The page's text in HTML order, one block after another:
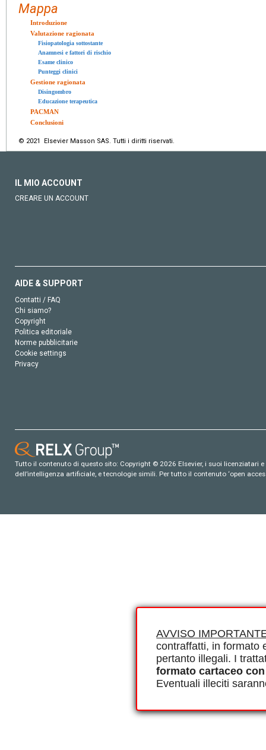
AVVISO
contraffatti, in formato
pertanto illegali. I
formato cartaceo
Eventuali illeciti
Mappa
Introduzione
Valutazione ragionata
Fisiopatologia sottostante
Anamnesi e fattori di rischio
Esame clinico
Punteggi clinici
Gestione ragionata
Disingombro
Educazione terapeutica
PACMAN
Conclusioni
© 2021 Elsevier Masson SAS. Tutti i diritti riservati.
IL MIO ACCOUNT
CREARE UN ACCOUNT
AIDE & SUPPORT
Contatti / FAQ
Chi siamo?
Copyright
Politica editoriale
Norme pubblicitarie
Cookie settings
Privacy
Tutto il contenuto di questo sito: Copyright © 2026 Elsevier, i suoi
dell’intelligenza artificiale, e tecnologie simili. Per tutto il contenuto ‘open